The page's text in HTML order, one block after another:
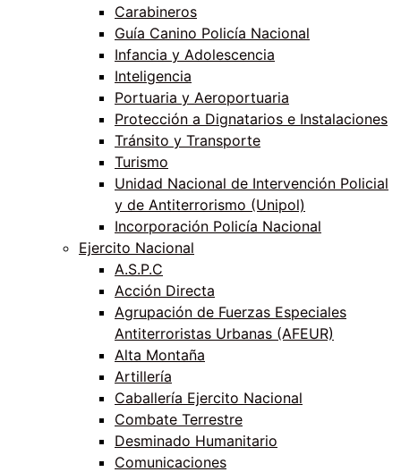
Carabineros
Guía Canino Policía Nacional
Infancia y Adolescencia
Inteligencia
Portuaria y Aeroportuaria
Protección a Dignatarios e Instalaciones
Tránsito y Transporte
Turismo
Unidad Nacional de Intervención Policial
y de Antiterrorismo (Unipol)
Incorporación Policía Nacional
Ejercito Nacional
A.S.P.C
Acción Directa
Agrupación de Fuerzas Especiales
Antiterroristas Urbanas (AFEUR)
Alta Montaña
Artillería
Caballería Ejercito Nacional
Combate Terrestre
Desminado Humanitario
Comunicaciones